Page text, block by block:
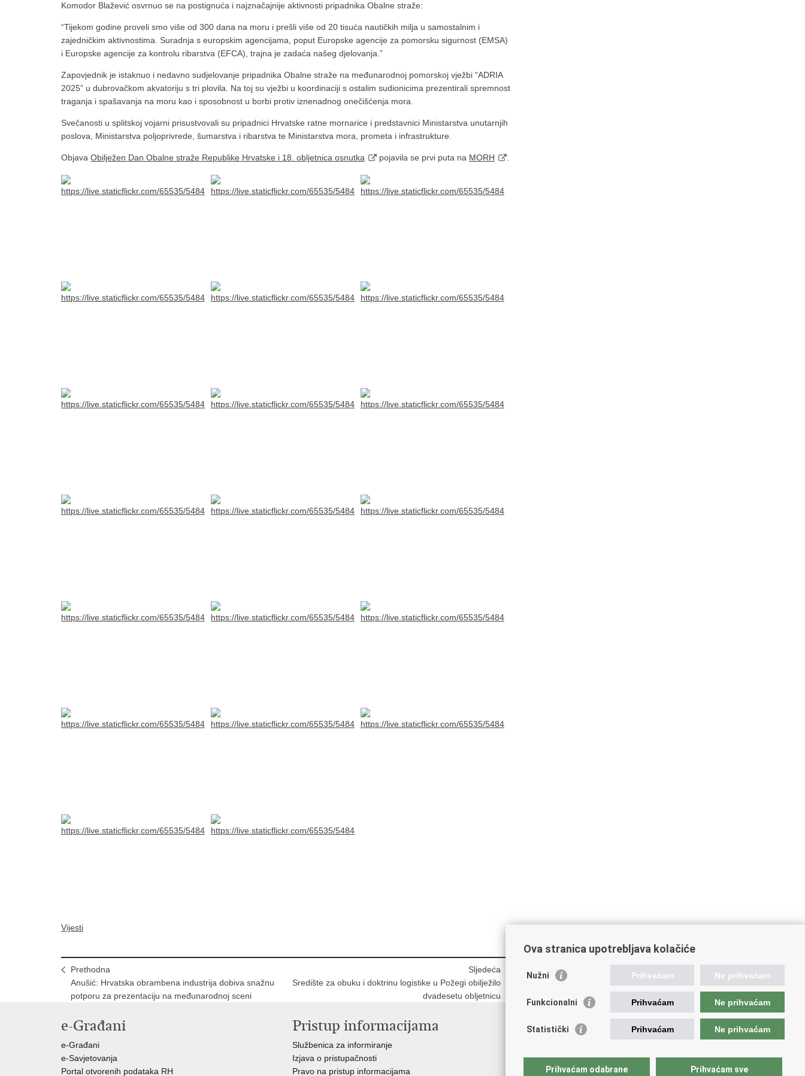
Komodor Blažević osvrnuo se na postignuća i najznačajnije aktivnosti pripadnika Obalne straže:
“Tijekom godine proveli smo više od 300 dana na moru i prešli više od 20 tisuća nautičkih milja u samostalnim i
zajedničkim aktivnostima. Suradnja s europskim agencijama, poput Europske agencije za pomorsku sigurnost (EMSA)
i Europske agencije za kontrolu ribarstva (EFCA), trajna je zadaća našeg djelovanja.”
Zapovjednik je istaknuo i nedavno sudjelovanje pripadnika Obalne straže na međunarodnoj pomorskoj vježbi “ADRIA
2025” u dubrovačkom akvatoriju s tri plovila. Na toj su vježbi u koordinaciji s ostalim sudionicima prezentirali spremnost
traganja i spašavanja na moru kao i sposobnost u borbi protiv iznenadnog onečišćenja mora.
Svečanosti u splitskoj vojarni prisustvovali su pripadnici Hrvatske ratne mornarice i predstavnici Ministarstva unutarnjih
poslova, Ministarstva poljoprivrede, šumarstva i ribarstva te Ministarstva mora, prometa i infrastrukture.
Objava Obilježen Dan Obalne straže Republike Hrvatske i 18. obljetnica osnutka pojavila se prvi puta na MORH
Vijesti
Prethodna
Anušić: Hrvatska obrambena industrija dobiva snažnu
potporu za prezentaciju na međunarodnoj sceni
Sljedeća
Središte za obuku i doktrinu logistike u Požegi obilježilo
dvadesetu obljetnicu
e-Građani
e-Građani
e-Savjetovanja
Portal otvorenih podataka RH
Pristup informacijama
Službenica za informiranje
Izjava o pristupačnosti
Pravo na pristup informacijama
Važne poveznice
Predsjednik RH
Hrvatski Sabor
Ova stranica upotrebljava kolačiće
Nužni Prihvaćam Ne prihvaćam
Funkcionalni Prihvaćam Ne prihvaćam
Statistički Prihvaćam Ne prihvaćam
Prihvaćam odabrane Prihvaćam sve